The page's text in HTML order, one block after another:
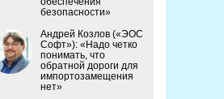
безопасности»
Андрей Козлов («ЭОС
Софт»): «Надо четко
понимать, что
обратной дороги для
импортозамещения
нет»